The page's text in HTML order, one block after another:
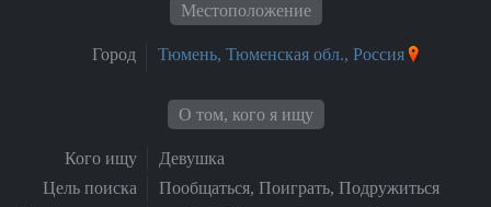
Местоположение
Город Тюмень, Тюменская обл., Россия
О том, кого я ищу
Кого ищу
Девушка
Цель поиска
Пообщаться, Поиграть, Подружиться